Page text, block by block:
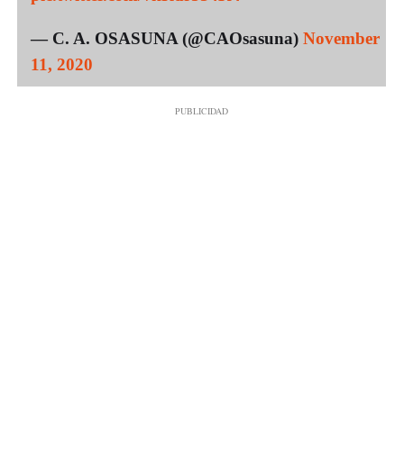
— C. A. OSASUNA (@CAOsasuna) November
11, 2020